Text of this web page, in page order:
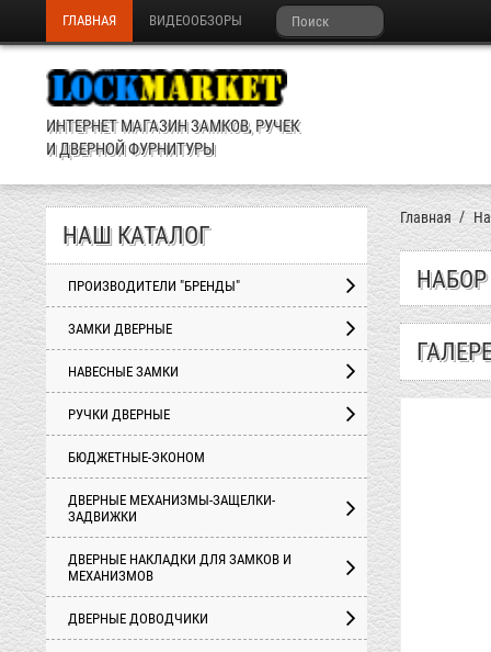
ИНТЕРНЕТ МАГАЗИН ЗАМКОВ, РУЧЕК
И ДВЕРНОЙ ФУРНИТУРЫ
НАШ КАТАЛОГ
ПРОИЗВОДИТЕЛИ "БРЕНДЫ"
ЗАМКИ ДВЕРНЫЕ
НАВЕСНЫЕ ЗАМКИ
РУЧКИ ДВЕРНЫЕ
БЮДЖЕТНЫЕ-ЭКОНОМ
ДВЕРНЫЕ МЕХАНИЗМЫ-ЗАЩЕЛКИ-
ЗАДВИЖКИ
ДВЕРНЫЕ НАКЛАДКИ ДЛЯ ЗАМКОВ И
МЕХАНИЗМОВ
ДВЕРНЫЕ ДОВОДЧИКИ
Главная
ГЛАВНАЯ ВИДЕООБЗОРЫ